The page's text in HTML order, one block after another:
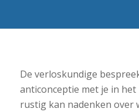
De verloskundige
anticonceptie met je in
rustig kan nadenken over